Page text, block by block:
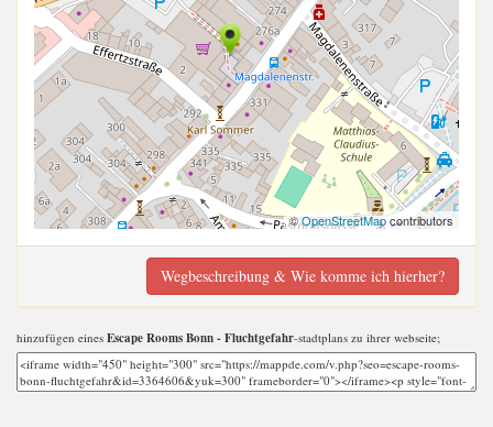
©OpenStreetMapcontributors
Wegbeschreibung & Wie komme ich hierher?
hinzufügen eines Escape Rooms Bonn - Fluchtgefahr-stadtplans zu ihrer webseite;